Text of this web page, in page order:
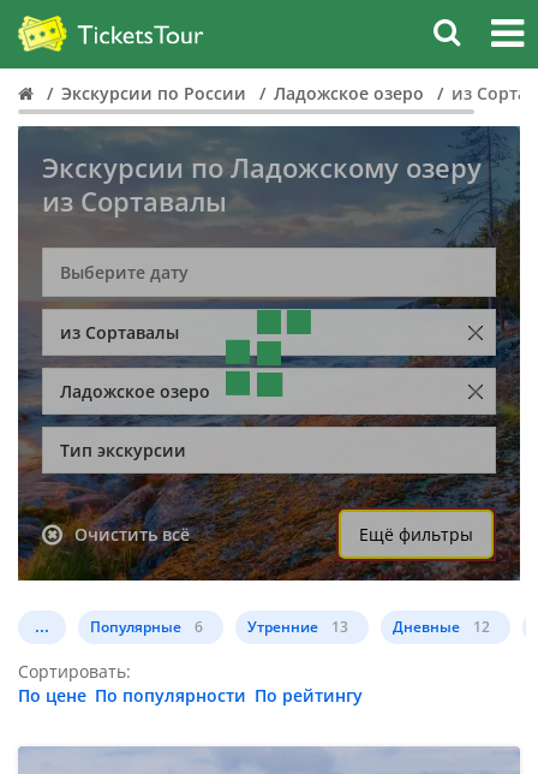
Экскурсии по России Ладожское озеро из
Экскурсии по Ладожскому озеру
из Сортавалы
из Сортавалы
Ладожское озеро
Тип экскурсии
Очистить всё Ещё фильтры
... Популярные 6 Утренние 13 Дневные 12
Сортировать:
По цене По популярности По рейтингу